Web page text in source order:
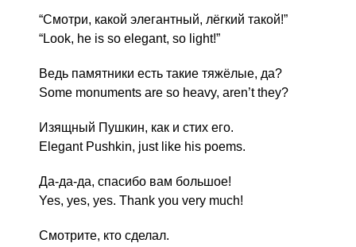
“Смотри, какой элегантный, лёгкий такой!”
“Look, he is so elegant, so light!”
Ведь памятники есть такие тяжёлые, да?
Some monuments are so heavy, aren’t they?
Изящный Пушкин, как и стих его.
Elegant Pushkin, just like his poems.
Да-да-да, спасибо вам большое!
Yes, yes, yes. Thank you very much!
Смотрите, кто сделал.